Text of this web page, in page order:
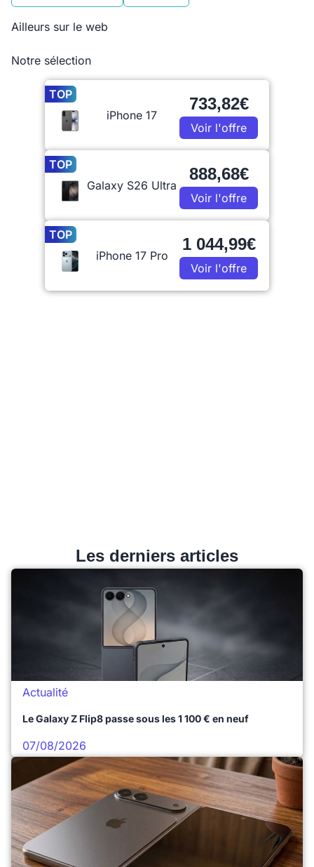
Ailleurs sur le web
Notre sélection
TOP
iPhone 17
733,82€
Voir l'offre
TOP
Galaxy S26 Ultra
888,68€
Voir l'offre
TOP
iPhone 17 Pro
1 044,99€
Voir l'offre
Les derniers articles
Actualité
Le Galaxy Z Flip8 passe sous les 1 100 € en neuf
07/08/2026